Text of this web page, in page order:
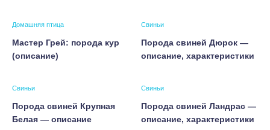
Домашняя птица
Мастер Грей: порода кур
(описание)
Свиньи
Порода свиней Дюрок —
описание, характеристики
Свиньи
Порода свиней Крупная
Белая — описание
Свиньи
Порода свиней Ландрас —
описание, характеристики